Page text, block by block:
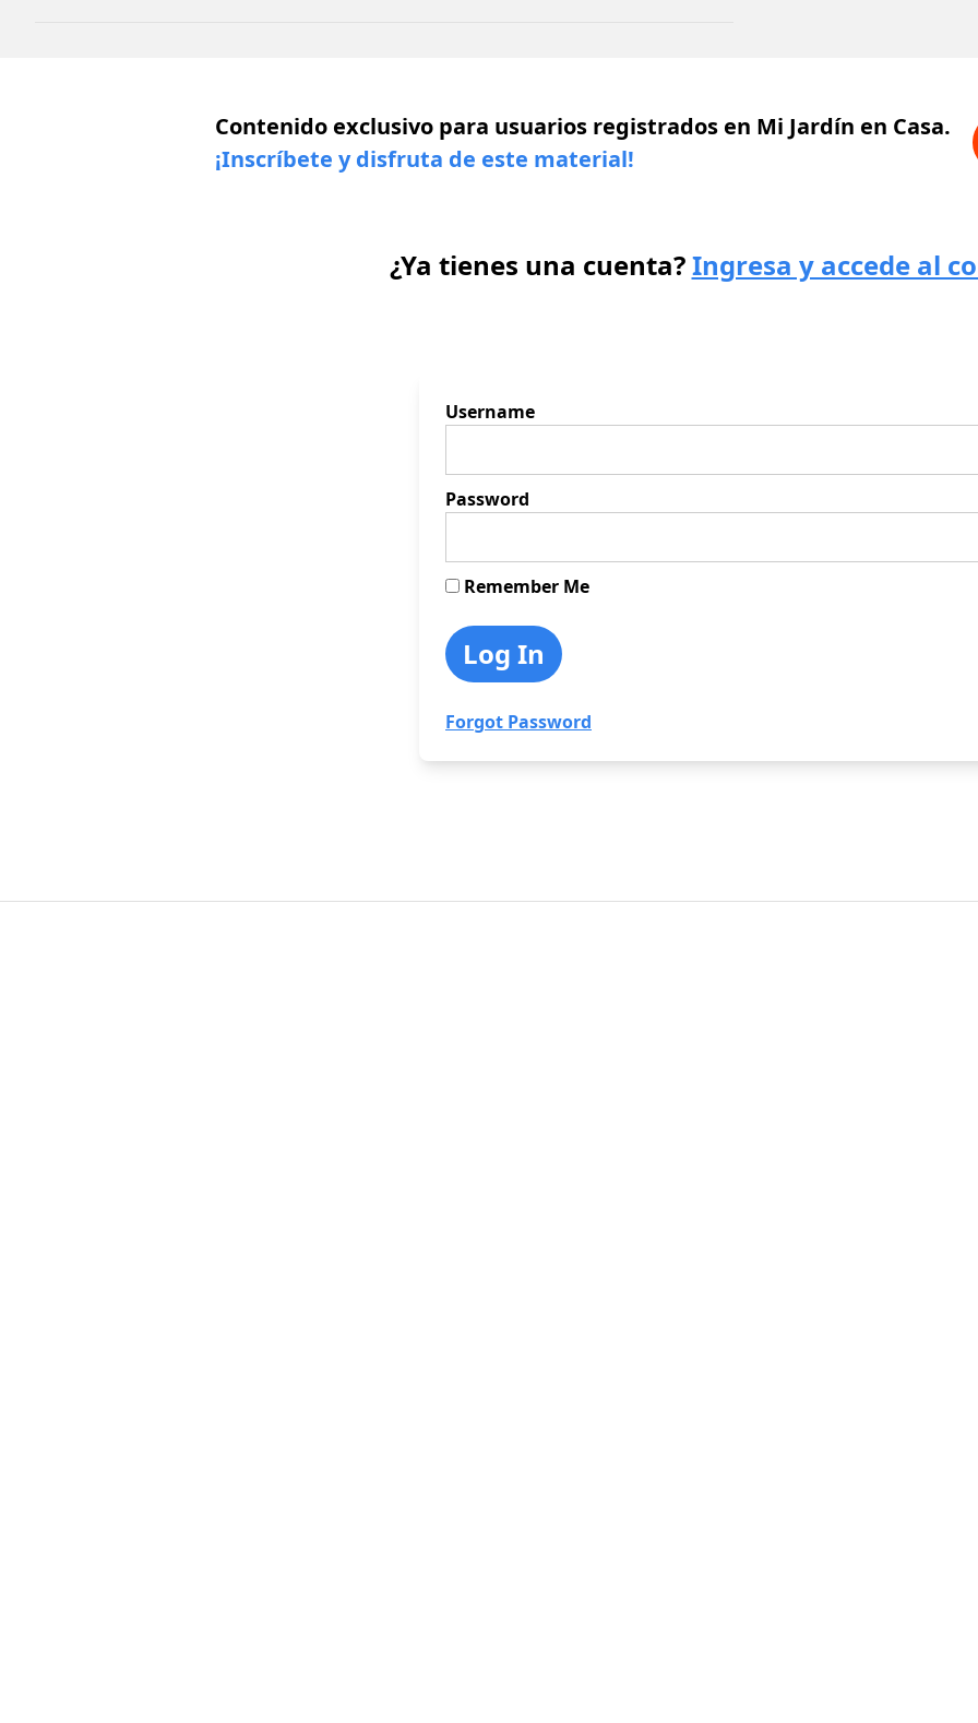
Contenido exclusivo para usuarios registrados en Mi Jardín en Casa.
¡Inscríbete y disfruta de este material!
¿Ya tienes una cuenta?Ingresa y accede al
Username
Password
Remember Me
Forgot Password